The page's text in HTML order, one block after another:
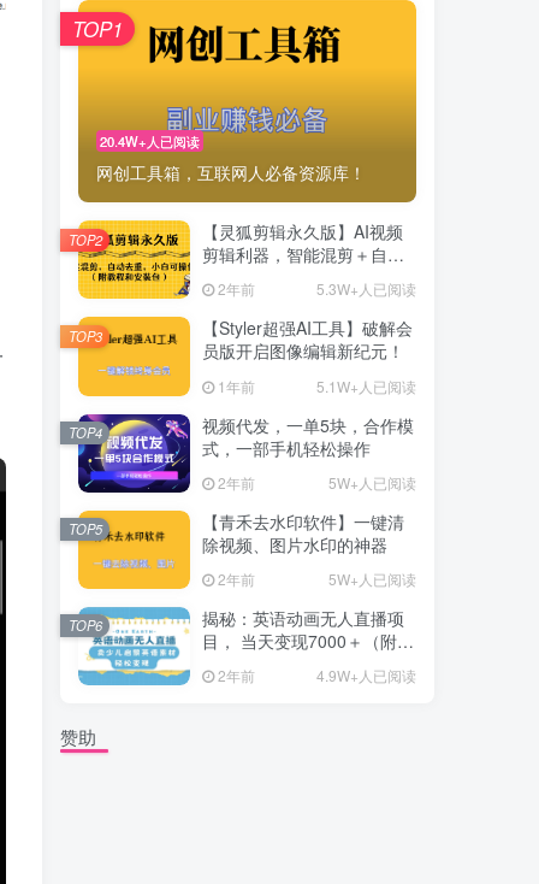
20.4W+人已阅读
网创工具箱，互联网人必备资源库！
TOP1
【灵狐剪辑永久版】AI视频
剪辑利器，智能混剪＋自动
去重，小白可操作（附教程
＋安装包）
2年前 5.3W+人已阅读
TOP2
【Styler超强AI工具】破解会
员版开启图像编辑新纪元！
1年前 5.1W+人已阅读
TOP3
视频代发，一单5块，合作模
式，一部手机轻松操作
2年前 5W+人已阅读
TOP4
【青禾去水印软件】一键清
除视频、图片水印的神器
2年前 5W+人已阅读
TOP5
揭秘：英语动画无人直播项
目， 当天变现7000＋（附详
2年前 4.9W+人已阅读
TOP6
赞助